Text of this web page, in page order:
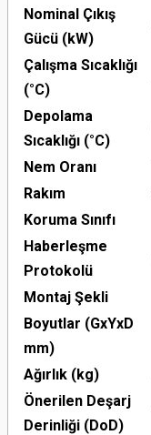
Nominal Çıkış
Gücü (kW)
Çalışma Sıcaklığı
(°C)
Depolama
Sıcaklığı (°C)
Nem Oranı
Rakım
Koruma Sınıfı
Haberleşme
Protokolü
Montaj Şekli
Boyutlar (GxYxD
mm)
Ağırlık (kg)
Önerilen Deşarj
Derinliği (DoD)